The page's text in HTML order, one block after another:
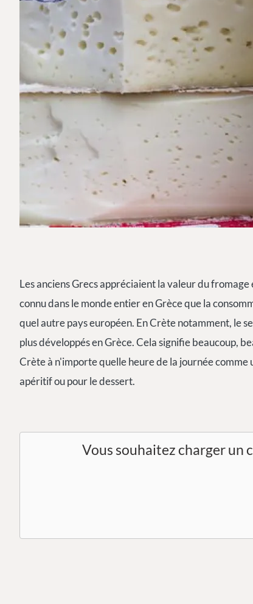
Les anciens Grecs appréciaient la valeur du
connu dans le monde entier en Grèce que la
quel autre pays européen. En Crète notamment, le
plus développés en Grèce. Cela signifie beaucoup,
Crète à n'importe quelle heure de la journée
apéritif ou pour le dessert.
Vous souhaitez charger un